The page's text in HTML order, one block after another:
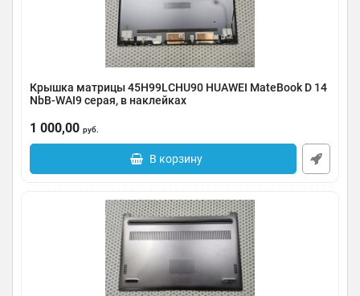
Крышка матрицы 45H99LCHU90 HUAWEI MateBook D 14
NbB-WAI9 серая, в наклейках
1 000,00 руб.
В корзину